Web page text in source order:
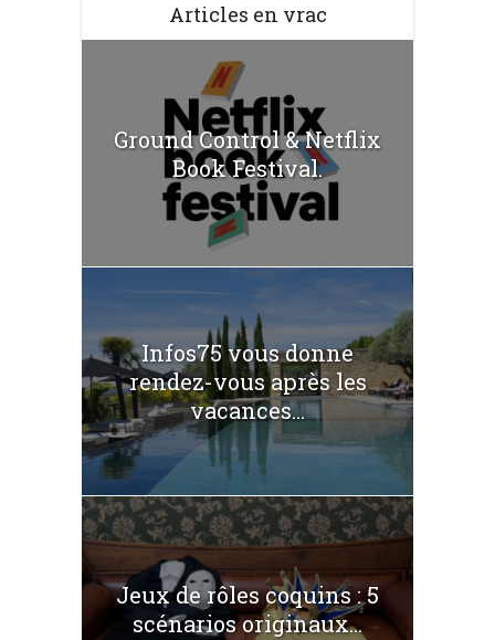
Articles en vrac
Ground Control & Netflix
Book Festival.
Infos75 vous donne
rendez-vous après les
vacances...
Jeux de rôles coquins : 5
scénarios originaux...